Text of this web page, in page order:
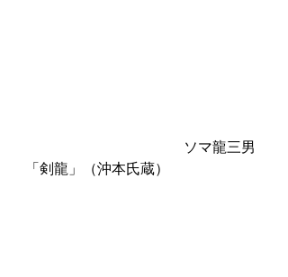
ソマ龍三男
「剣龍」（沖本氏蔵）